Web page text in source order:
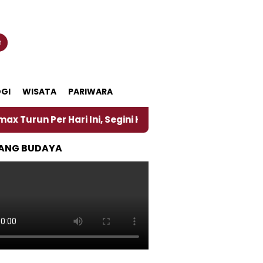
WISATA PARIWARA
Ini, Segini Harganya
BUDAYA